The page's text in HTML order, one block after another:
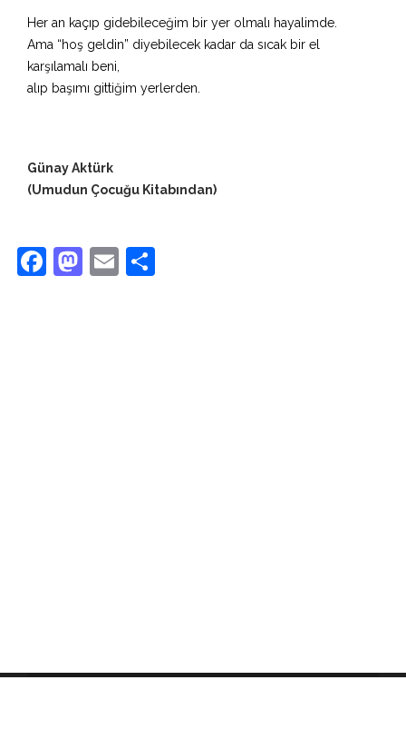
Her an kaçıp gidebileceğim bir yer olmalı hayalimde.
Ama “hoş geldin” diyebilecek kadar da sıcak bir el
karşılamalı beni,
alıp başımı gittiğim yerlerden.
Günay Aktürk
(Umudun Çocuğu Kitabından)
Facebook
Mastodon
Email